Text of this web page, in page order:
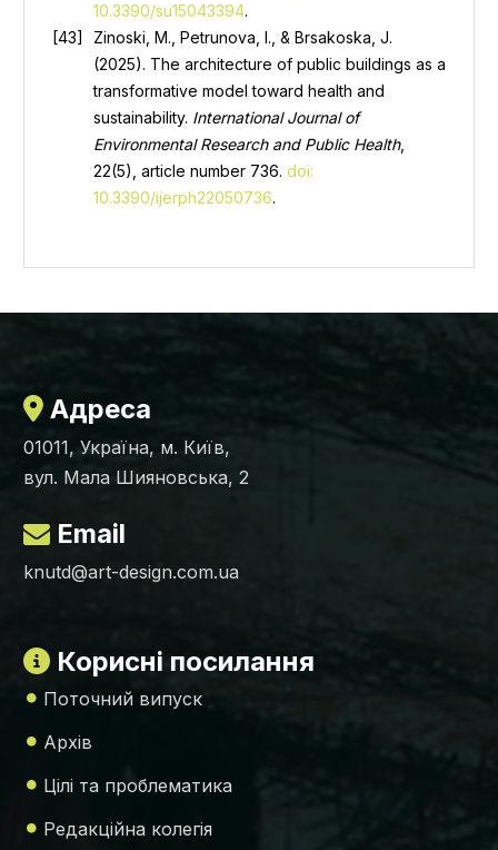
10.3390/su15043394.
Zinoski, M., Petrunova, I., & Brsakoska, J.
(2025). The architecture of public buildings as a
transformative model toward health and
sustainability. International Journal of
Environmental Research and Public Health,
22(5), article number 736. doi:
10.3390/ijerph22050736.
Адреса
01011, Україна, м. Київ,
вул. Мала Шияновська, 2
Email
knutd@art-design.com.ua
Корисні посилання
Поточний випуск
Архів
Цілі та проблематика
Редакційна колегія